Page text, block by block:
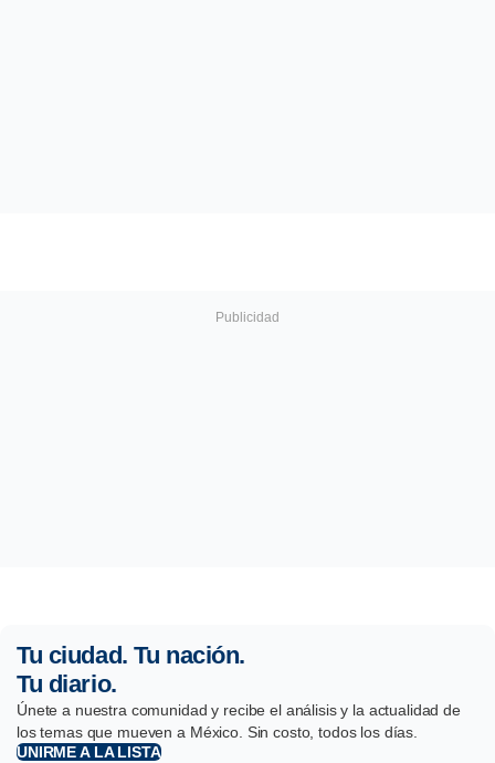
Tu ciudad. Tu nación.
Tu diario.
Únete a nuestra comunidad y recibe el análisis y la actualidad de
los temas que mueven a México. Sin costo, todos los días.
UNIRME A LA LISTA